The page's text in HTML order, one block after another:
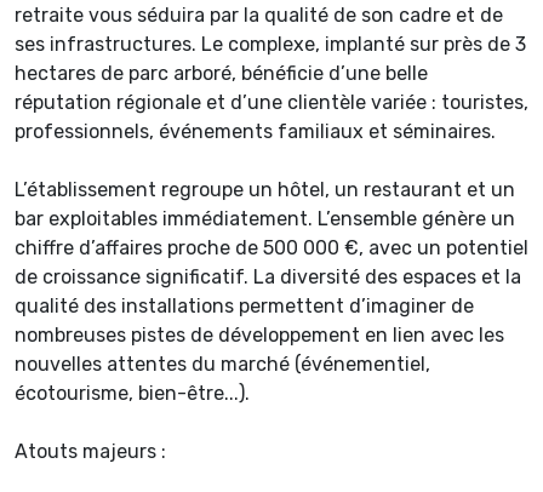
retraite vous séduira par la qualité de son cadre et de
ses infrastructures. Le complexe, implanté sur près de 3
hectares de parc arboré, bénéficie d’une belle
réputation régionale et d’une clientèle variée : touristes,
professionnels, événements familiaux et séminaires.
L’établissement regroupe un hôtel, un restaurant et un
bar exploitables immédiatement. L’ensemble génère un
chiffre d’affaires proche de 500 000 €, avec un potentiel
de croissance significatif. La diversité des espaces et la
qualité des installations permettent d’imaginer de
nombreuses pistes de développement en lien avec les
nouvelles attentes du marché (événementiel,
écotourisme, bien-être...).
Atouts majeurs :